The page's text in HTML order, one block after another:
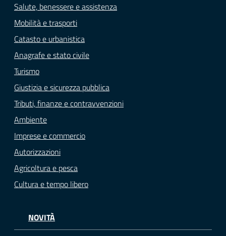
Salute, benessere e assistenza
Mobilità e trasporti
Catasto e urbanistica
Anagrafe e stato civile
Turismo
Giustizia e sicurezza pubblica
Tributi, finanze e contravvenzioni
Ambiente
Imprese e commercio
Autorizzazioni
Agricoltura e pesca
Cultura e tempo libero
NOVITÀ